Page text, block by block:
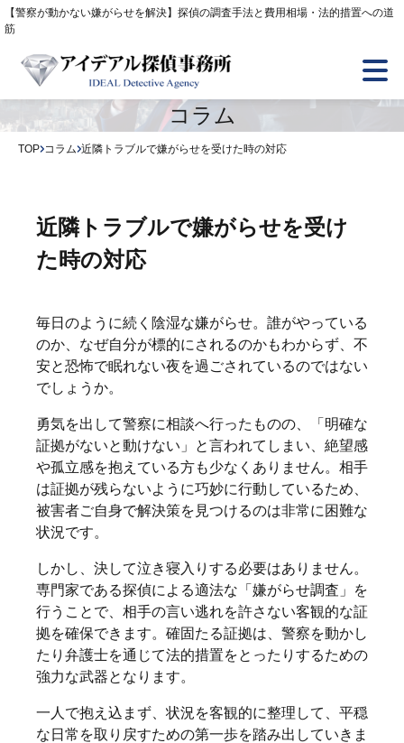
【警察が動かない嫌がらせを解決】探偵の調査手法と費用相場・法的措置への道
筋
トップ
調査項目
アイデアル探偵の強み
ご依頼者様の声
よくあるご質問
事業所案内
個人情報保護方針 お問い合わせ
コラム
TOP コラム 近隣トラブルで嫌がらせを受けた時の対応
近隣トラブルで嫌がらせを受け
た時の対応
毎日のように続く陰湿な嫌がらせ。誰がやっている
のか、なぜ自分が標的にされるのかもわからず、不
安と恐怖で眠れない夜を過ごされているのではない
でしょうか。
勇気を出して警察に相談へ行ったものの、「明確な
証拠がないと動けない」と言われてしまい、絶望感
や孤立感を抱えている方も少なくありません。相手
は証拠が残らないように巧妙に行動しているため、
被害者ご自身で解決策を見つけるのは非常に困難な
状況です。
しかし、決して泣き寝入りする必要はありません。
専門家である探偵による適法な「嫌がらせ調査」を
行うことで、相手の言い逃れを許さない客観的な証
拠を確保できます。確固たる証拠は、警察を動かし
たり弁護士を通じて法的措置をとったりするための
強力な武器となります。
一人で抱え込まず、状況を客観的に整理して、平穏
な日常を取り戻すための第一歩を踏み出していきま